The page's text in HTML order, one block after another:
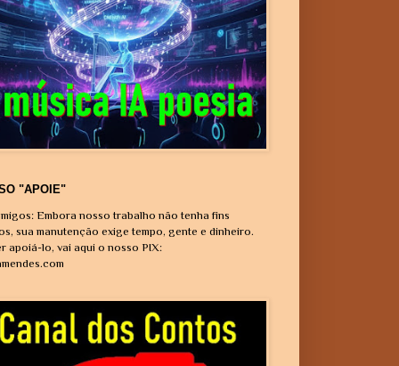
"APOIE"
Embora nosso trabalho não tenha fins
sua manutenção exige tempo, gente e dinheiro.
apoiá-lo, vai aqui o nosso PIX: